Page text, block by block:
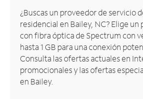
Inglés
Administrar
cuenta
Encuentra
una
tienda
¿Buscas un proveedor de servicio
residencial en Bailey, NC? Elige
con fibra óptica de Spectrum con
hasta 1 GB para una conexión
Consulta las ofertas actuales en
promocionales y las ofertas
en Bailey.